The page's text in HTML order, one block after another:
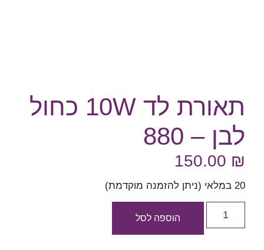
תאורת לד 10W כחול
לבן – 880
150.00 ₪
20 במלאי (ניתן להזמנה מוקדמת)
הוספה לסל